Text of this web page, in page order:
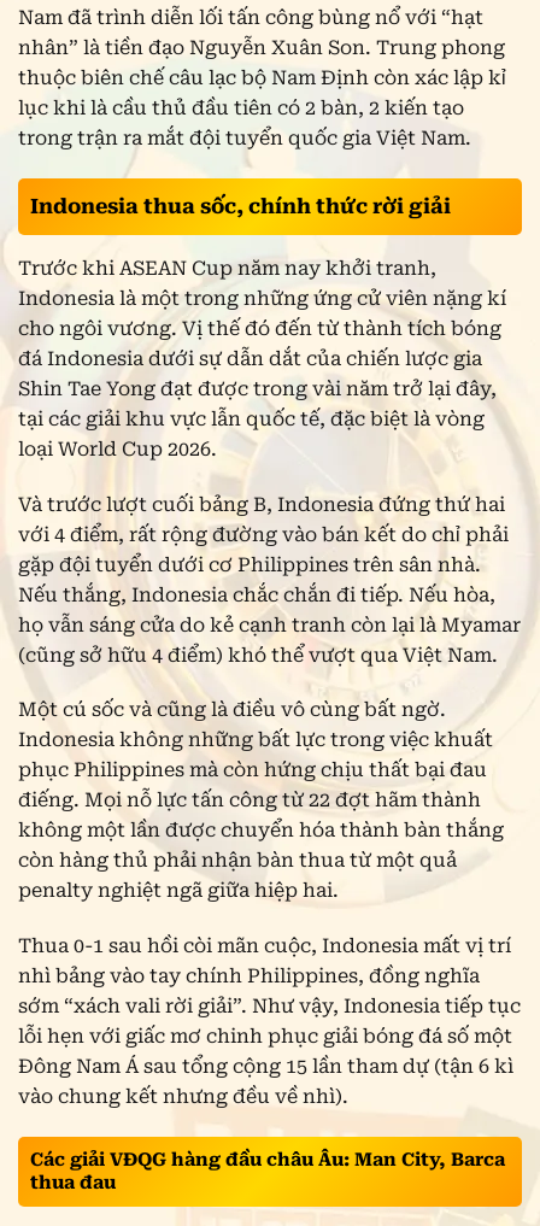
Nam đã trình diễn lối tấn công bùng nổ với “hạt
nhân” là tiền đạo Nguyễn Xuân Son. Trung phong
thuộc biên chế câu lạc bộ Nam Định còn xác lập kỉ
lục khi là cầu thủ đầu tiên có 2 bàn, 2 kiến tạo
trong trận ra mắt đội tuyển quốc gia Việt Nam.
Indonesia thua sốc, chính thức rời giải
Trước khi ASEAN Cup năm nay khởi tranh,
Indonesia là một trong những ứng cử viên nặng kí
cho ngôi vương. Vị thế đó đến từ thành tích bóng
đá Indonesia dưới sự dẫn dắt của chiến lược gia
Shin Tae Yong đạt được trong vài năm trở lại đây,
tại các giải khu vực lẫn quốc tế, đặc biệt là vòng
loại World Cup 2026.
Và trước lượt cuối bảng B, Indonesia đứng thứ hai
với 4 điểm, rất rộng đường vào bán kết do chỉ phải
gặp đội tuyển dưới cơ Philippines trên sân nhà.
Nếu thắng, Indonesia chắc chắn đi tiếp. Nếu hòa,
họ vẫn sáng cửa do kẻ cạnh tranh còn lại là Myamar
(cũng sở hữu 4 điểm) khó thể vượt qua Việt Nam.
Một cú sốc và cũng là điều vô cùng bất ngờ.
Indonesia không những bất lực trong việc khuất
phục Philippines mà còn hứng chịu thất bại đau
điếng. Mọi nỗ lực tấn công từ 22 đợt hãm thành
không một lần được chuyển hóa thành bàn thắng
còn hàng thủ phải nhận bàn thua từ một quả
penalty nghiệt ngã giữa hiệp hai.
Thua 0-1 sau hồi còi mãn cuộc, Indonesia mất vị trí
nhì bảng vào tay chính Philippines, đồng nghĩa
sớm “xách vali rời giải”. Như vậy, Indonesia tiếp tục
lỗi hẹn với giấc mơ chinh phục giải bóng đá số một
Đông Nam Á sau tổng cộng 15 lần tham dự (tận 6 kì
vào chung kết nhưng đều về nhì).
Các giải VĐQG hàng đầu châu Âu: Man City, Barca
thua đau